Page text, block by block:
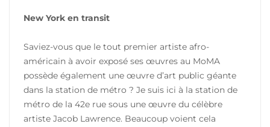
New York en transit
Saviez-vous que le tout premier artiste afro-
américain à avoir exposé ses œuvres au MoMA
possède également une œuvre d’art public géante
dans la station de métro ? Je suis ici à la station de
métro de la 42e rue sous une œuvre du célèbre
artiste Jacob Lawrence. Beaucoup voient cela